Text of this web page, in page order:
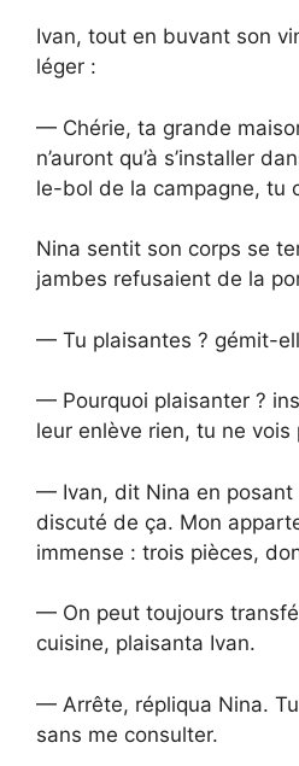
Ivan, tout en buvant son
léger :
— Chérie, ta grande
n’auront qu’à s’installer
le-bol de la campagne, tu
Nina sentit son corps se
jambes refusaient de la
— Tu plaisantes ? gémit-
— Pourquoi plaisanter ?
leur enlève rien, tu ne vois
— Ivan, dit Nina en posant
discuté de ça. Mon
immense : trois pièces,
— On peut toujours
cuisine, plaisanta Ivan.
— Arrête, répliqua Nina.
sans me consulter.